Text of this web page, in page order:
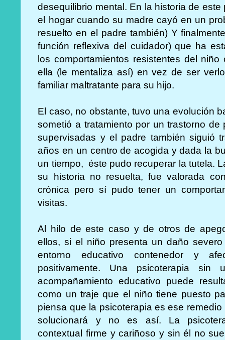
desequilibrio mental. En la historia de
el hogar cuando su madre cayó en un
resuelto en el padre también) Y
función reflexiva del cuidador) que ha
los comportamientos resistentes del
ella (le mentaliza así) en vez de ser
familiar maltratante para su hijo.
El caso, no obstante, tuvo una evolución
sometió a tratamiento por un trastorno
supervisadas y el padre también siguió
años en un centro de acogida y dada la
un tiempo, éste pudo recuperar la tutela.
su historia no resuelta, fue valorada
crónica pero sí pudo tener un
visitas.
Al hilo de este caso y de otros de
ellos, si el niño presenta un daño
entorno educativo contenedor y
positivamente. Una psicoterapia
acompañamiento educativo puede
como un traje que el niño tiene puesto
piensa que la psicoterapia es ese
solucionará y no es así. La
contextual firme y cariñoso y sin él no